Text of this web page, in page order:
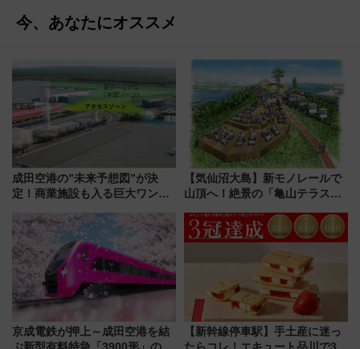
今、あなたにオススメ
成田空港の”未来予想図”が決
定！商業施設も入る巨大ワンタ
で新型特急が品川･羽田とを結
ぶ！ JR空港駅は2面3線化！
【気仙沼大島】新モノレールで
山頂へ！絶景の「亀山テラス
暇村のお得な日帰りプランも登
場
京成電鉄が押上～成田空港を結
ぶ新型有料特急「3900形」のコ
【新幹線停車駅】手土産に迷っ
たらコレ！エキュート品川で3年